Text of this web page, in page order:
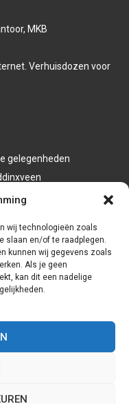
wij technologieën zoals
slaan en/of te raadplegen.
kunnen wij gegevens zoals
Als je geen
kan dit een nadelige
MKB
Verhuisdozen voor
gelegenheden